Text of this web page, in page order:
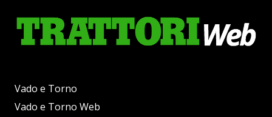
Vado e Torno
Vado e Torno Web